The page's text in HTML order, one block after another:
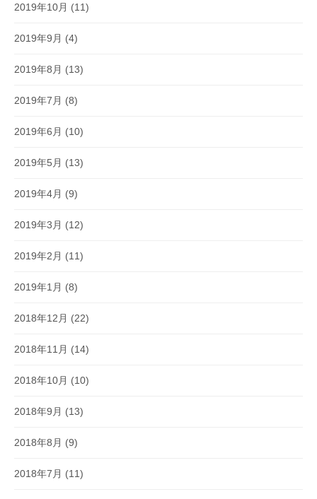
2019年10月 (11)
2019年9月 (4)
2019年8月 (13)
2019年7月 (8)
2019年6月 (10)
2019年5月 (13)
2019年4月 (9)
2019年3月 (12)
2019年2月 (11)
2019年1月 (8)
2018年12月 (22)
2018年11月 (14)
2018年10月 (10)
2018年9月 (13)
2018年8月 (9)
2018年7月 (11)